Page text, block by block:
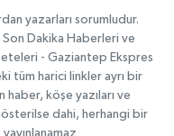
yazarları sorumludur.
Son Dakika Haberleri ve
- Gaziantep Ekspres
tüm harici linkler ayrı bir
haber, köşe yazıları ve
dahi, herhangi bir